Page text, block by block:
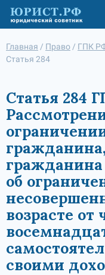
Главная / Право / ГПК
Статья 284
Статья 284
об
возрасте
своими